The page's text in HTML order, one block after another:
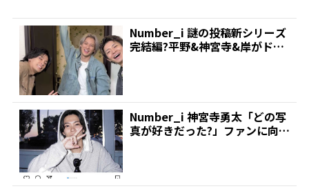
Number_i 謎の投稿新シリーズ
完結編?平野&神宮寺&岸がドア
Number_i 神宮寺勇太「どの写
真が好きだった?」ファンに向け